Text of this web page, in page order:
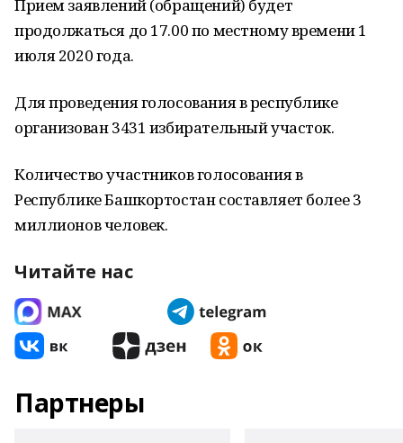
Прием заявлений (обращений) будет
продолжаться до 17.00 по местному времени 1
июля 2020 года.
Для проведения голосования в республике
организован 3431 избирательный участок.
Количество участников голосования в
Республике Башкортостан составляет более 3
миллионов человек.
Читайте нас
Партнеры